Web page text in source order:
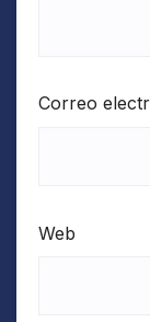
Correo
Web